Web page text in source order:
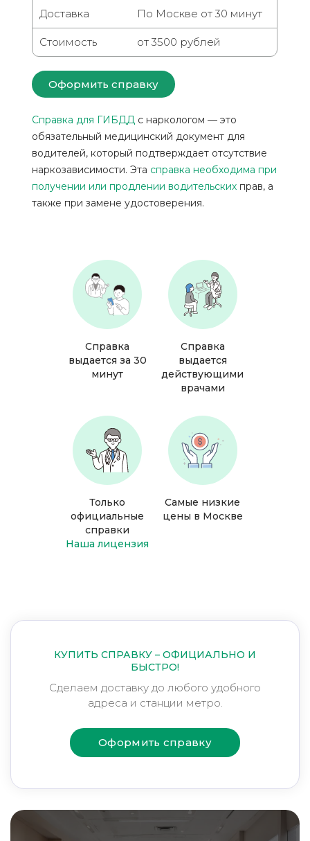
Доставка По Москве от 30 минут
Стоимость от 3500 рублей
Оформить справку
Справка для ГИБДД с наркологом — это
обязательный медицинский документ для
водителей, который подтверждает отсутствие
наркозависимости. Эта справка необходима при
получении или продлении водительских прав, а
также при замене удостоверения.
Справка
выдается за 30
минут
Справка
выдается
действующими
врачами
Только
официальные
справки
Наша лицензия
Самые низкие
цены в Москве
КУПИТЬ СПРАВКУ – ОФИЦИАЛЬНО И
БЫСТРО!
Сделаем доставку до любого удобного
адреса и станции метро.
Оформить справку